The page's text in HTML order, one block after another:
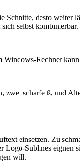
Schnitte, desto weiter
selbst kombinierbar.
Rechner
zwei scharfe ß, und
einsetzen. Zu
Logo-Sublines eignen
will.